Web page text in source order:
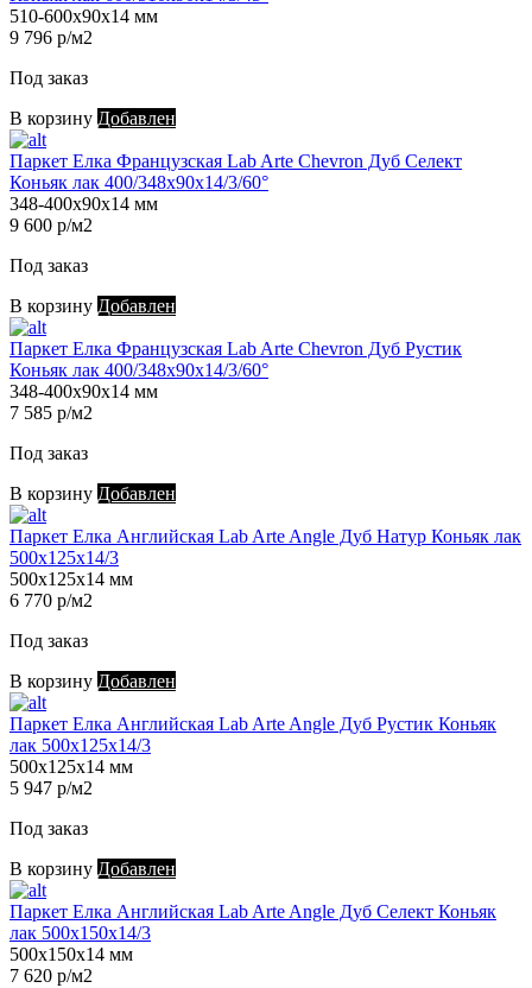
510-600х90х14 мм
9 796 р/м2
Под заказ
В корзину Добавлен
Паркет Елка Французская Lab Arte Chevron Дуб Селект
Коньяк лак 400/348х90х14/3/60°
348-400х90х14 мм
9 600 р/м2
Под заказ
В корзину Добавлен
Паркет Елка Французская Lab Arte Chevron Дуб Рустик
Коньяк лак 400/348х90х14/3/60°
348-400х90х14 мм
7 585 р/м2
Под заказ
В корзину Добавлен
Паркет Елка Английская Lab Arte Angle Дуб Натур Коньяк лак
500х125х14/3
500х125х14 мм
6 770 р/м2
Под заказ
В корзину Добавлен
Паркет Елка Английская Lab Arte Angle Дуб Рустик Коньяк
лак 500х125х14/3
500х125х14 мм
5 947 р/м2
Под заказ
В корзину Добавлен
Паркет Елка Английская Lab Arte Angle Дуб Селект Коньяк
лак 500х150х14/3
500х150х14 мм
7 620 р/м2